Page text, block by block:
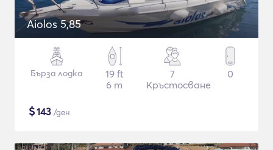
Aiolos 5,85
Бърза лодка
19 ft
6 m
7
Кръстосване
0
$143 /ден